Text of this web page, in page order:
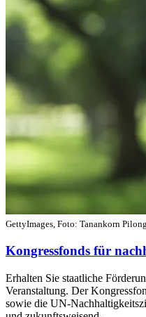
GettyImages, Foto: Tanankorn Pilong
Kongressfonds für
Erhalten Sie staatliche
Veranstaltung. Der
sowie die UN-